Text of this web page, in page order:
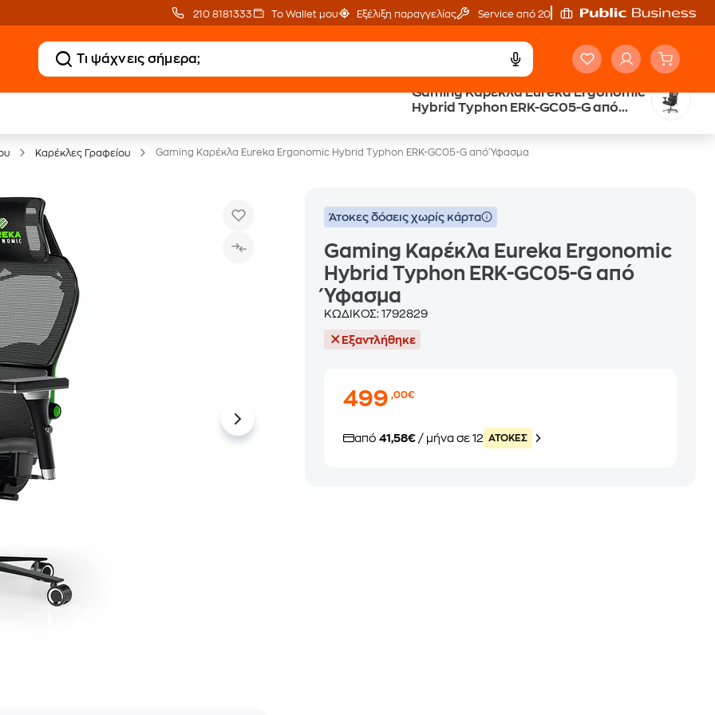
210 8181333 Το Wallet μου Εξέλιξη παραγγελίας Service από 20'
Gaming Καρέκλα Eureka Ergonomic
Hybrid Typhon ERK-GC05-G από
Καρέκλες Γραφείου Gaming Καρέκλα Eureka Ergonomic Hybrid Typhon ERK-GC05-G από Ύφασμα
Άτοκες δόσεις χωρίς κάρτα
Gaming Καρέκλα Eureka Ergonomic
Hybrid Typhon ERK-GC05-G από
Ύφασμα
ΚΩΔΙΚΟΣ:1792829
Εξαντλήθηκε
499,00€
από41,58€ / μήνα σε 12 ATOKEΣ